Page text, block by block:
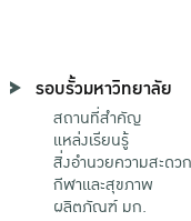
รอบรั้วมหาวิทยาลัย
สถานที่สำคัญ
แหล่งเรียนรู้
สิ่งอำนวยความสะดวก
กีฬาและสุขภาพ
ผลิตภัณฑ์ มก.